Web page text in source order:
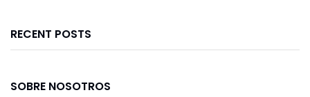
RECENT POSTS
SOBRE NOSOTROS